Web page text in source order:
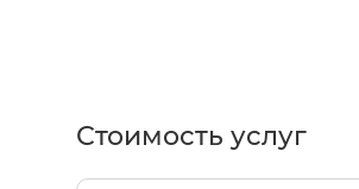
Стоимость услуг